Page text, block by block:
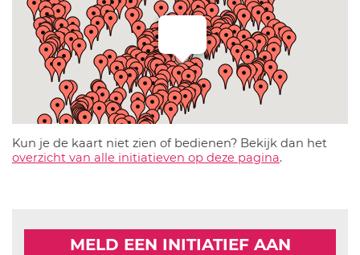
Kun je de kaart niet zien of bedienen? Bekijk dan het
overzicht van alle initiatieven op deze pagina.
MELD EEN INITIATIEF AAN